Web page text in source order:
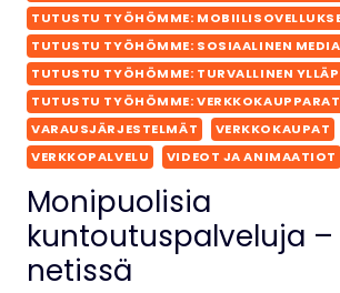
TUTUSTU TYÖHÖMME:
TUTUSTU TYÖHÖMME: SOSIAALINEN MEDIA
TUTUSTU TYÖHÖMME: TURVALLINEN
TUTUSTU TYÖHÖMME:
VARAUSJÄRJESTELMÄT
VERKKOKAUPAT
VERKKOPALVELU
VIDEOT JA ANIMAATIOT
Monipuolisia
kuntoutuspalveluja
netissä